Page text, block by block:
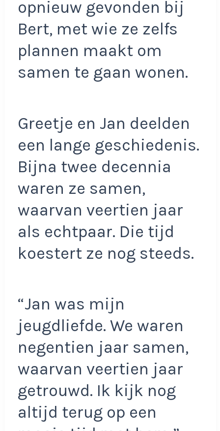
opnieuw gevonden bij
Bert, met wie ze zelfs
plannen maakt om
samen te gaan wonen.
Greetje en Jan deelden
een lange geschiedenis.
Bijna twee decennia
waren ze samen,
waarvan veertien jaar
als echtpaar. Die tijd
koestert ze nog steeds.
“Jan was mijn
jeugdliefde. We waren
negentien jaar samen,
waarvan veertien jaar
getrouwd. Ik kijk nog
altijd terug op een